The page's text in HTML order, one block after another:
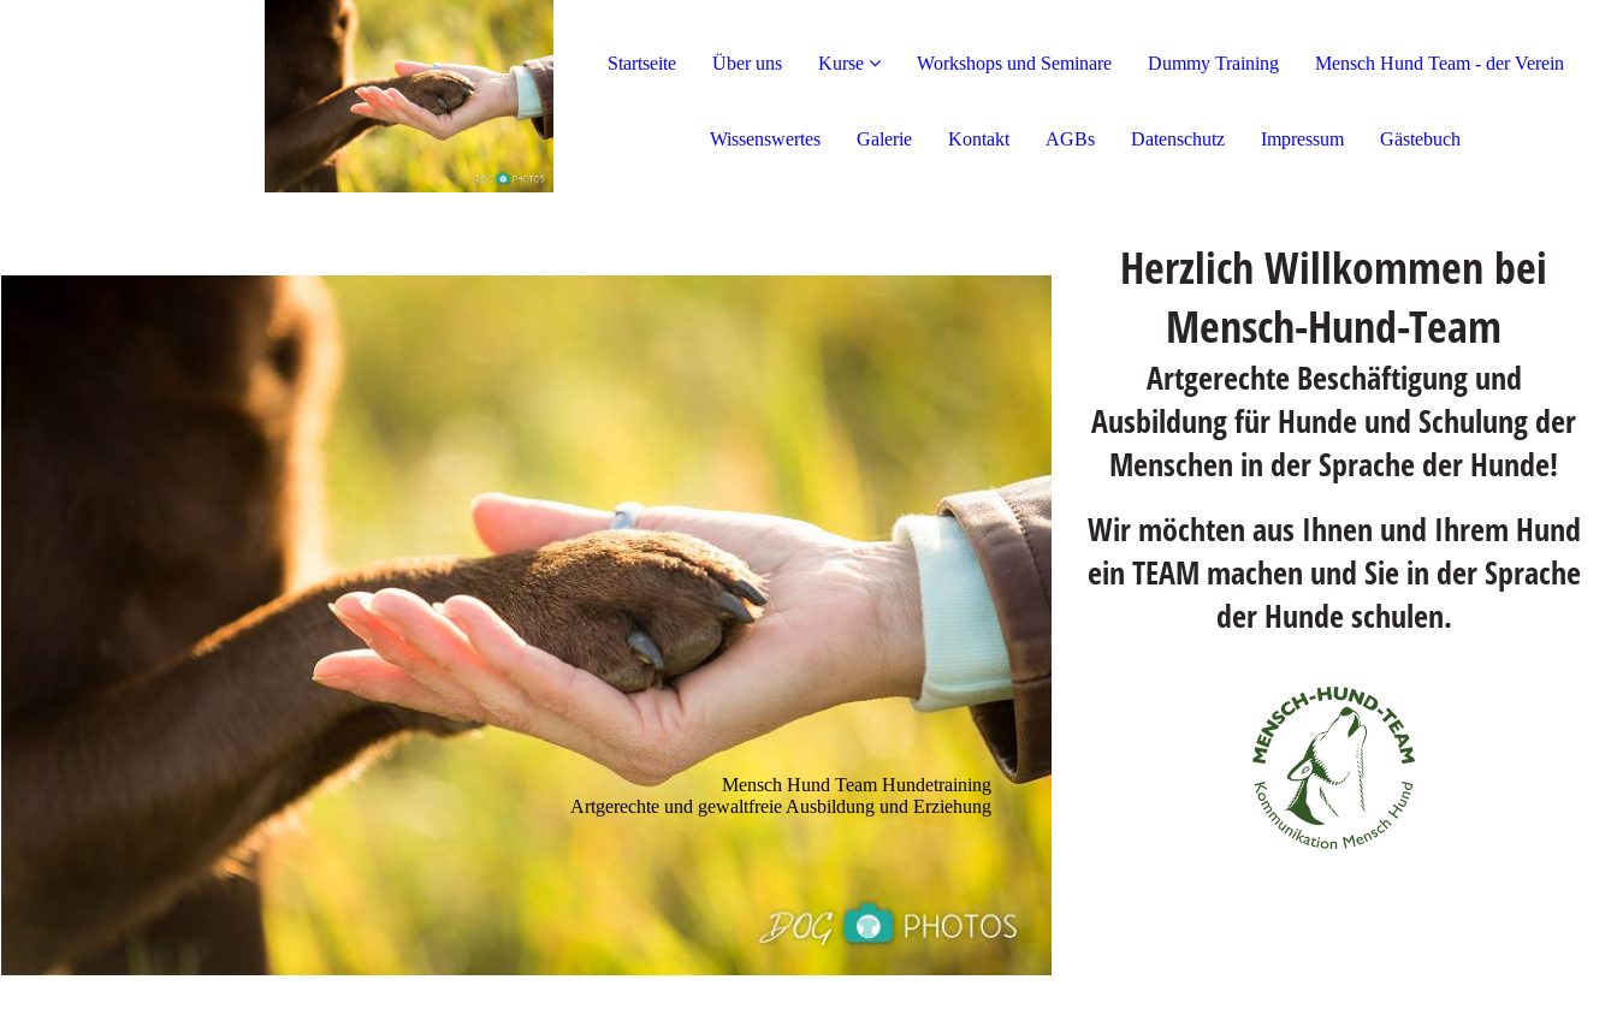
Startseite Über uns Kurse Workshops und Seminare Dummy Training Mensch Hund Team - der Verein
Wissenswertes Galerie Kontakt AGBs Datenschutz Impressum Gästebuch
Mensch Hund Team Hundetraining
Artgerechte und gewaltfreie Ausbildung und Erziehung
Herzlich Willkommen bei
Mensch-Hund-Team
Artgerechte Beschäftigung und
Ausbildung für Hunde und Schulung der
Menschen in der Sprache der Hunde!
Wir möchten aus Ihnen und Ihrem Hund
ein TEAM machen und Sie in der Sprache
der Hunde schulen.